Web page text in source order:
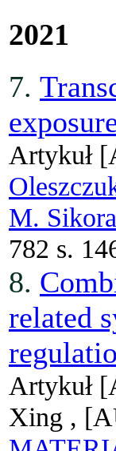
2021
7.
Artykuł
M. Sikora
782 s.
8.
related
Artykuł
Xing ,